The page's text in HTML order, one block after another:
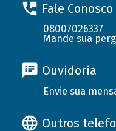
Fale Conosco
08007026337
Mande sua
Ouvidoria
Envie sua
Outros